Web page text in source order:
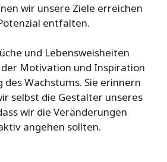
wir unsere Ziele erreichen
entfalten.
und Lebensweisheiten
der Motivation und Inspiration
Wachstums. Sie erinnern
selbst die Gestalter unseres
wir die Veränderungen
angehen sollten.